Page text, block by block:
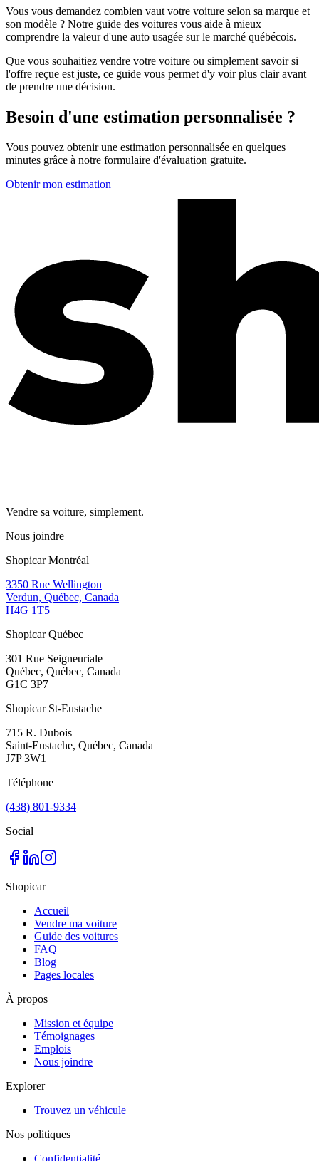
Vous vous demandez combien vaut votre voiture selon sa marque et
son modèle ? Notre guide des voitures vous aide à mieux
comprendre la valeur d'une auto usagée sur le marché québécois.
Que vous souhaitiez vendre votre voiture ou simplement savoir si
l'offre reçue est juste, ce guide vous permet d'y voir plus clair avant
de prendre une décision.
Besoin d'une estimation personnalisée ?
Vous pouvez obtenir une estimation personnalisée en quelques
minutes grâce à notre formulaire d'évaluation gratuite.
Obtenir mon estimation
Vendre sa voiture, simplement.
Nous joindre
Shopicar Montréal
3350 Rue Wellington
Verdun, Québec, Canada
H4G 1T5
Shopicar Québec
301 Rue Seigneuriale
Québec, Québec, Canada
G1C 3P7
Shopicar St-Eustache
715 R. Dubois
Saint-Eustache, Québec, Canada
J7P 3W1
Téléphone
(438) 801-9334
Social
Shopicar
Accueil
Vendre ma voiture
Guide des voitures
FAQ
Blog
Pages locales
À propos
Mission et équipe
Témoignages
Emplois
Nous joindre
Explorer
Trouvez un véhicule
Nos politiques
Confidentialité